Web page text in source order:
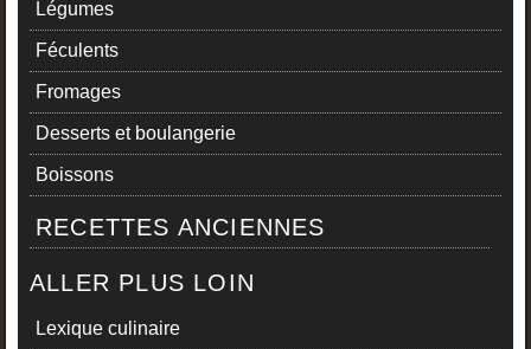
Légumes
Féculents
Fromages
Desserts et boulangerie
Boissons
RECETTES ANCIENNES
ALLER PLUS LOIN
Lexique culinaire